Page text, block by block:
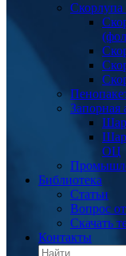
ОЦ
Библиотека
Статьи
Вопрос
Скачать
Контакты